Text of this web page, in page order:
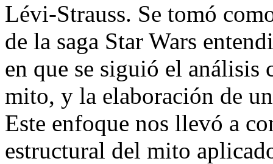
Lévi-Strauss. Se tomó
de la saga Star Wars
en que se siguió el
mito, y la elaboración de
Este enfoque nos llevó a
estructural del mito